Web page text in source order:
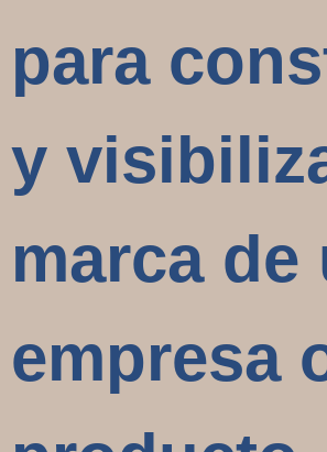
para
y
marca de
empresa